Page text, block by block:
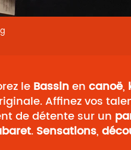
le Bassinen canoë,
Affinez vos
de détente sur un
. Sensations,